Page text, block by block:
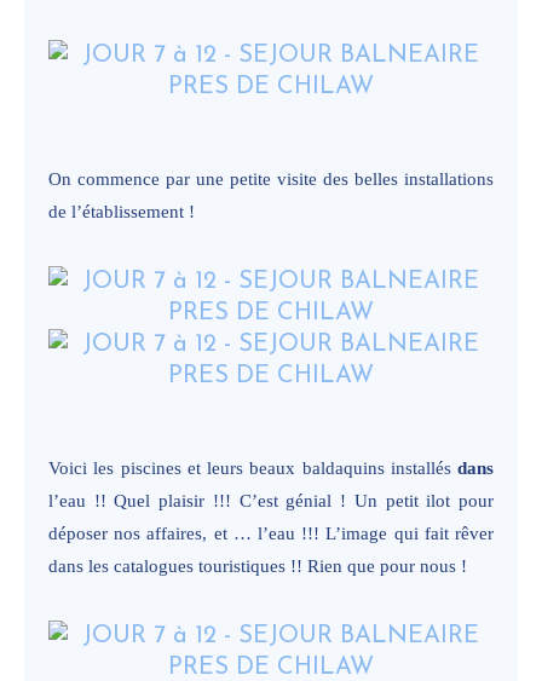
On commence par une petite visite des belles installations
de l’établissement !
Voici les piscines et leurs beaux baldaquins installés dans
l’eau !! Quel plaisir !!! C’est génial ! Un petit ilot pour
déposer nos affaires, et … l’eau !!! L’image qui fait rêver
dans les catalogues touristiques !! Rien que pour nous !